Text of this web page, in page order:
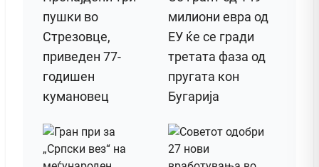
пушки во
Стрезовце,
приведен 77-
годишен
кумановец
милиони евра од
ЕУ ќе се гради
третата фаза од
пругата кон
Бугарија